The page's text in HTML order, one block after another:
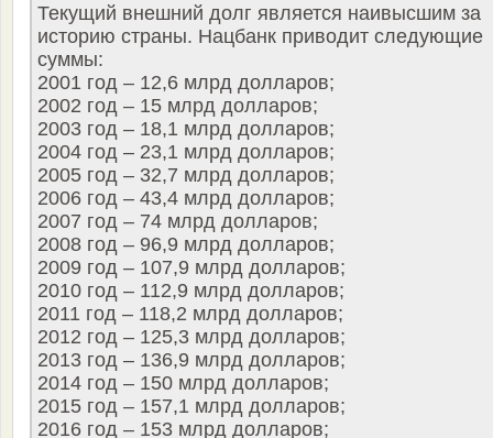
Текущий внешний долг является наивысшим за
историю страны. Нацбанк приводит следующие
суммы:
2001 год – 12,6 млрд долларов;
2002 год – 15 млрд долларов;
2003 год – 18,1 млрд долларов;
2004 год – 23,1 млрд долларов;
2005 год – 32,7 млрд долларов;
2006 год – 43,4 млрд долларов;
2007 год – 74 млрд долларов;
2008 год – 96,9 млрд долларов;
2009 год – 107,9 млрд долларов;
2010 год – 112,9 млрд долларов;
2011 год – 118,2 млрд долларов;
2012 год – 125,3 млрд долларов;
2013 год – 136,9 млрд долларов;
2014 год – 150 млрд долларов;
2015 год – 157,1 млрд долларов;
2016 год – 153 млрд долларов;